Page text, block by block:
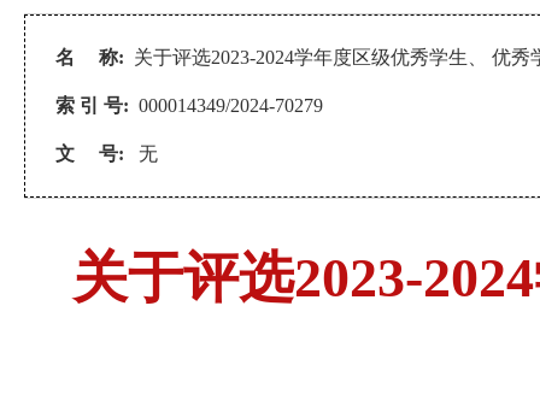
名 称: 关于评选2023-2024学年度区级优秀学生、 优秀
索 引 号: 000014349/2024-70279
文 号: 无
关于评选2023-